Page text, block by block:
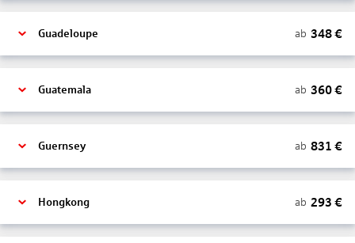
Guadeloupe ab 348€
Guatemala ab 360€
Guernsey ab 831 €
Hongkong ab 293 €